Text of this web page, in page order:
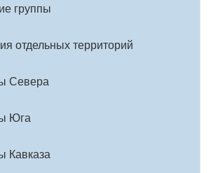
группы
отдельных территорий
Севера
Юга
Кавказа